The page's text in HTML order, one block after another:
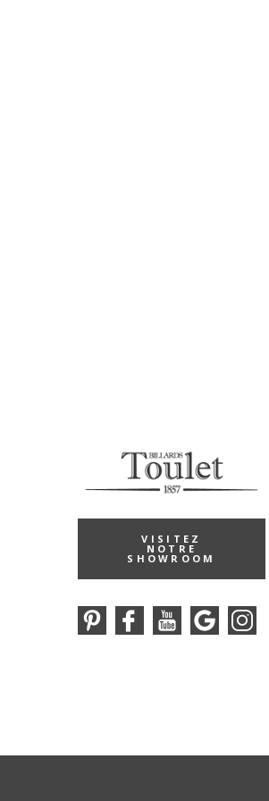
VISITEZ
NOTRE
SHOWROOM